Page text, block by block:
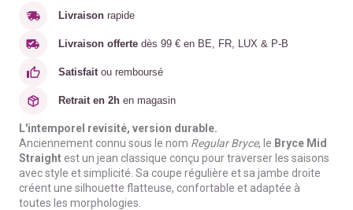
Livraison rapide
Livraison offerte dès 99 € en BE, FR, LUX & P-B
Satisfait ou remboursé
Retrait en 2h en magasin
L'intemporel revisité, version durable.
Anciennement connu sous le nom Regular Bryce, le Bryce Mid
Straight est un jean classique conçu pour traverser les saisons
avec style et simplicité. Sa coupe régulière et sa jambe droite
créent une silhouette flatteuse, confortable et adaptée à
toutes les morphologies.